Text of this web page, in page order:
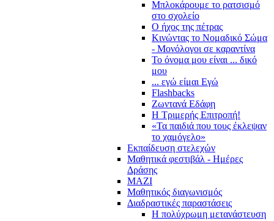
Μπλοκάρουμε το ρατσισμό
στο σχολείο
Ο ήχος της πέτρας
Κινώντας το Νομαδικό Σώμα
- Μονόλογοι σε καραντίνα
Το όνομα μου είναι ... δικό
μου
... εγώ είμαι Εγώ
Flashbacks
Ζωντανά Εδάφη
Η Τριμερής Επιτροπή!
«Τα παιδιά που τους έκλεψαν
το χαμόγελο»
Εκπαίδευση στελεχών
Μαθητικά φεστιβάλ - Ημέρες
Δράσης
ΜΑΖΙ
Μαθητικός διαγωνισμός
Διαδραστικές παραστάσεις
Η πολύχρωμη μετανάστευση